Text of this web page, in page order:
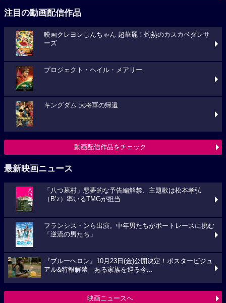
注目の動画配信作品
映画クレヨンしんちゃん 超華麗！灼熱のカスカベダンサ
ーズ
プロジェクト・ヘイル・メアリー
キングダム 大将軍の帰還
動画配信作品をチェック
最新映画ニュース
「八つ墓村」悪夢的な予告編解禁、主題歌は松本孝弘
（B’z）率いるTMGが担当
フランシス・ンら出演。中年男たちがボートレースに挑む
「逆流の男たち」
『ブルーヘロン』10月23日(金)公開決定！ポスタービジュ
アル&特報解禁―ある家族を巡る今...
映画ニュースへ